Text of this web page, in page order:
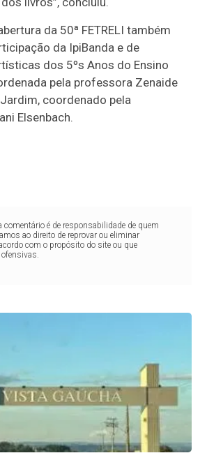
da 50ª FETRELI também
da IpiBanda e de
dos 5ºs Anos do Ensino
pela professora Zenaide
coordenado pela
Elsenbach.
comentário é de responsabilidade de quem
ao direito de reprovar ou eliminar
com o propósito do site ou que